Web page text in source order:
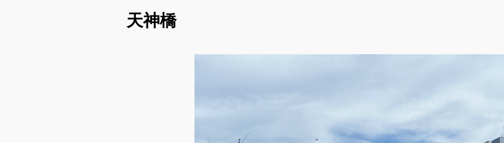
天神橋